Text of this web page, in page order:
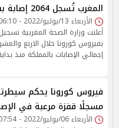
المغرب تُسجل 2064 إصابة بفيروس كورونا
الأربعاء 13/يوليو/2022 - 06:10 م
بفيروس كورونا خلال الاربع
إجمالي الإصابات بالمملكة منذ
فيروس كورونا يحكم
مسجلًا قفزة مرعبة في
الأربعاء 06/يوليو/2022 - 07:54 م